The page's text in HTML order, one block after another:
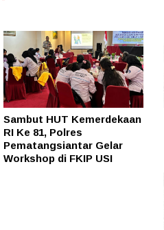
Sambut HUT Kemerdekaan
RI Ke 81, Polres
Pematangsiantar Gelar
Workshop di FKIP USI